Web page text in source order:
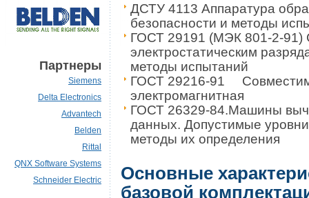
Партнеры
Siemens
Delta Electronics
Advantech
Belden
Rittal
QNX Software Systems
Schneider Electric
ДСТУ 4113 Аппаратура
безопасности и методы
ГОСТ 29191 (МЭК 801-2-91)
электростатическим
методы испытаний
ГОСТ 29216-91
электромагнитная
ГОСТ 26329-84.Машины
данных. Допустимые
методы их определения
Основные
базовой